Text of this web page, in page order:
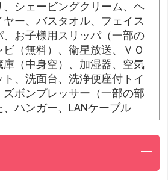
、シェービングクリーム、ヘ
ー、バスタオル、フェイス
、お子様用スリッパ（一部の
（無料）、衛星放送、ＶＯ
庫（中身空）、加湿器、空気
、洗面台、洗浄便座付トイ
ズボンプレッサー（一部の部
ハンガー、LANケーブル